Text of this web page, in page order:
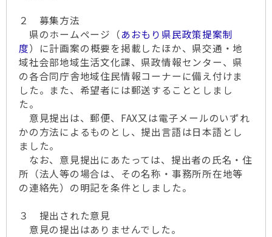
２ 募集方法
県のホームページ（あおもり県民政策提案制
度）に計画案の概要を掲載したほか、県交通・地
域社会部地域生活文化課、県政情報センター、県
の各合同庁舎地域住民情報コーナーに備え付けま
した。また、希望者には郵送することとしまし
た。
意見提出は、郵便、FAX又は電子メールのいずれ
かの方法によるものとし、提出言語は日本語とし
ました。
なお、意見提出にあたっては、提出者の氏名・住
所（法人等の場合は、その名称・事務所所在地等
の連絡先）の明記を条件としました。
３ 提出された意見
意見の提出はありませんでした。